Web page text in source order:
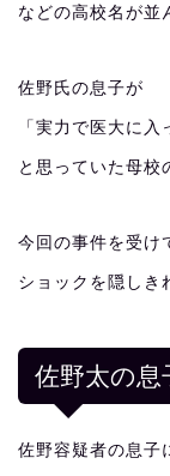
などの高校名が並
佐野氏の息子が
「実力で医大に入
と思っていた母校
今回の事件を受け
ショックを隠しき
佐野太の息
佐野容疑者の息子